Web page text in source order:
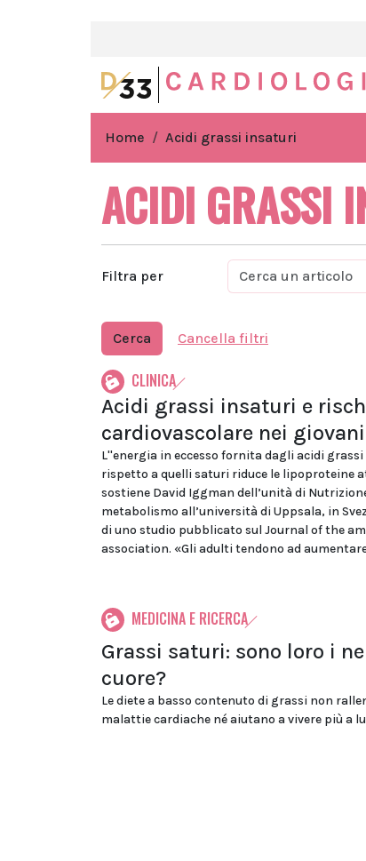
Home Acidi grassi insaturi
ACIDI GRASSI
Filtra per
Cerca Cancella filtri
CLINICA
Acidi grassi insaturi e
cardiovascolare nei giovani
L''energia in eccesso fornita dagli acidi
rispetto a quelli saturi riduce le lipoproteine
sostiene David Iggman dell’unità di
metabolismo all’università di Uppsala, in
di uno studio pubblicato sul Journal of the
association. «Gli adulti tendono ad
MEDICINA E RICERCA
Grassi saturi: sono loro i
cuore?
Le diete a basso contenuto di grassi non
malattie cardiache né aiutano a vivere più a